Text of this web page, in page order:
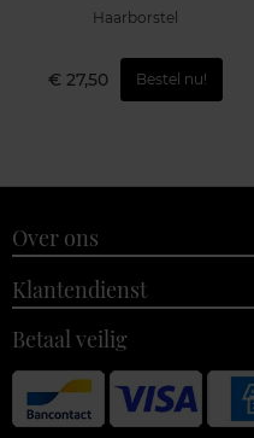
Haarborstel
€ 27,50 Bestel nu!
Over ons
Klantendienst
Betaal veilig